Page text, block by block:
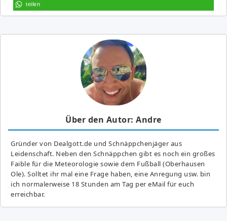
teilen
Über den Autor: Andre
Gründer von Dealgott.de und Schnäppchenjäger aus
Leidenschaft. Neben den Schnäppchen gibt es noch ein großes
Fai­ble für die Meteorologie sowie dem Fußball (Oberhausen
Ole). Solltet ihr mal eine Frage haben, eine Anregung usw. bin
ich normalerweise 18 Stunden am Tag per eMail für euch
erreichbar.